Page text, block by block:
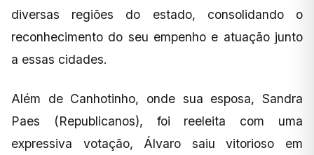
diversas regiões do estado, consolidando o
reconhecimento do seu empenho e atuação junto
a essas cidades.
Além de Canhotinho, onde sua esposa, Sandra
Paes (Republicanos), foi reeleita com uma
expressiva votação, Álvaro saiu vitorioso em